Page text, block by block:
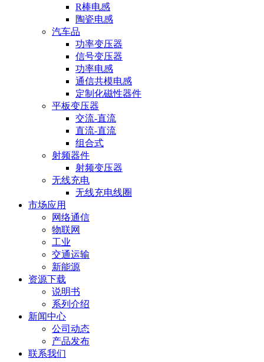
R棒电感
陶瓷电感
汽车品
功率变压器
信号变压器
功率电感
通信共模电感
定制化磁性器件
平板变压器
交流-直流
直流-直流
组合式
射频器件
射频变压器
无线充电
无线充电线圈
市场应用
网络通信
物联网
工业
交通运输
新能源
资源下载
说明书
系列介绍
新闻中心
公司动态
产品发布
联系我们